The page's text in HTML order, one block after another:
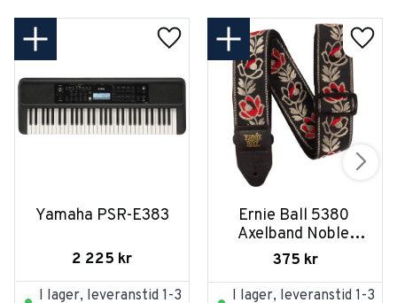
Yamaha PSR-E383
2 225 kr
I lager, leveranstid 1-3
Ernie Ball 5380
Axelband Noble
Rose
375 kr
I lager, leveranstid 1-3